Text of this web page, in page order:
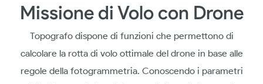
Missione di Volo con Drone
Topografo dispone di funzioni che permettono di
calcolare la rotta di volo ottimale del drone in base alle
regole della fotogrammetria. Conoscendo i parametri